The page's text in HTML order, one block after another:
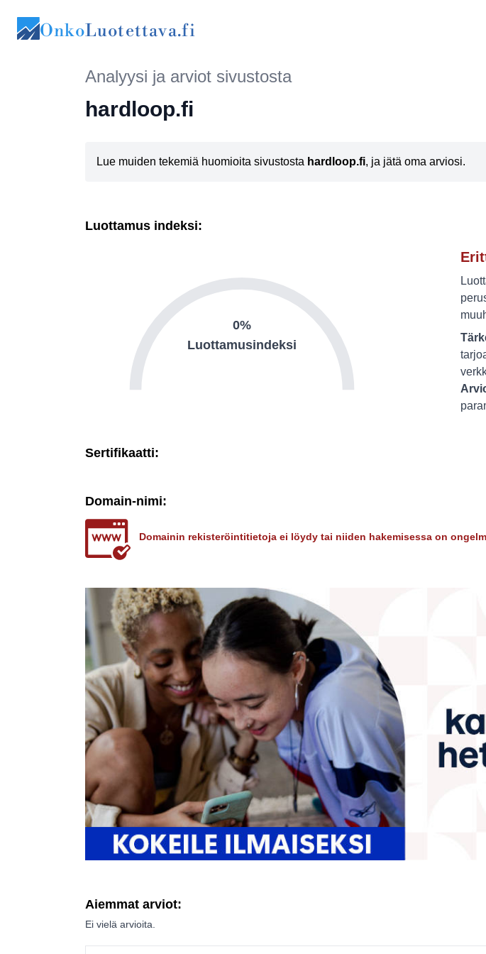
OnkoLuotettava.fi
Analyysi ja arviot sivustosta
hardloop.fi
Lue muiden tekemiä huomioita sivustosta hardloop.fi, ja jätä oma arviosi.
Luottamus indeksi:
0%
Luottamusindeksi
Sertifikaatti:
Domain-nimi:
Domainin rekisteröintitietoja ei löydy tai niiden hakemisessa on
Aiemmat arviot:
Ei vielä arvioita.